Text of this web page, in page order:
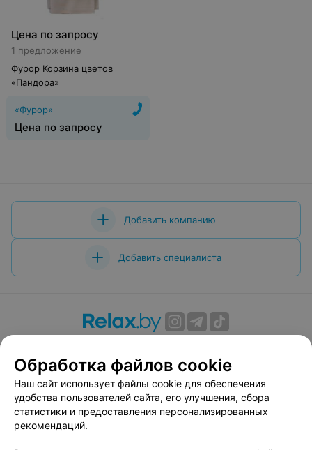
Цена по запросу
1 предложение
Фурор Корзина цветов
«Пандора»
«Фурор»
Цена по запросу
Добавить компанию
Добавить специалиста
Вакансии
Публичный договор
Способы оплаты
Публичный договор по использованию сервиса
«Афиша»
Пользовательское соглашение
Обработка файлов cookie
Наш сайт использует файлы cookie для обеспечения
удобства пользователей сайта, его улучшения, сбора
статистики и предоставления персонализированных
рекомендаций.